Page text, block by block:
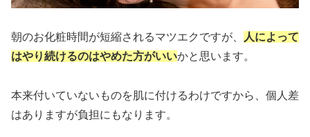
朝のお化粧時間が短縮されるマツエクですが、
人によって
はやり続けるのはやめた方がいいかと思います。
本来付いていないものを肌に付けるわけですから、個人差
はありますが負担にもなります。